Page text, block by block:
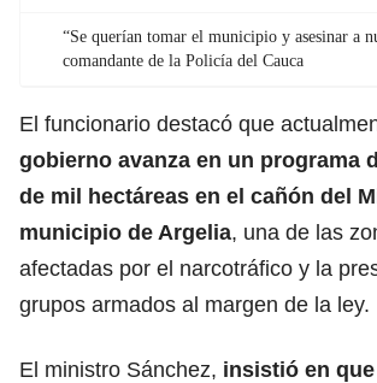
“Se querían tomar el municipio y asesinar a
comandante de la Policía del Cauca
El funcionario destacó que
gobierno avanza en un programa
de mil hectáreas en el cañón del
municipio de Argelia, una de las
afectadas por el narcotráfico y la
grupos armados al margen de la ley.
El ministro Sánchez, insistió en